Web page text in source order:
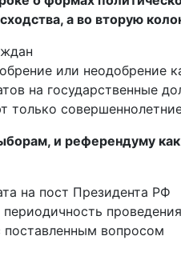
а во вторую
или неодобрение
на государственные
только
и референдуму
на пост Президента РФ
проведения
поставленным вопросом